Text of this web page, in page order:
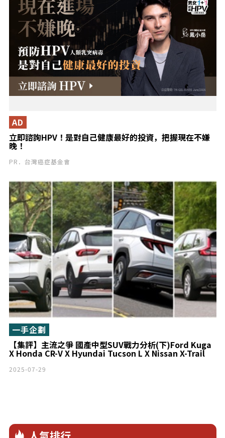
立即諮詢HPV！是對自己健康最好的投資，把握現在不嫌
晚！
AD
PR．台灣癌症基金會
【集評】主流之爭 國產中型SUV戰力分析(下)Ford Kuga
X Honda CR-V X Hyundai Tucson L X Nissan X-Trail
一手企劃
2025-07-29